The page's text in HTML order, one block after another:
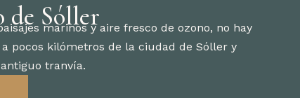
de Sóller
marinos y aire fresco de ozono, no hay
pocos kilómetros de la ciudad de Sóller y
tranvía.